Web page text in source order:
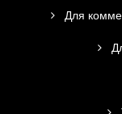
Для